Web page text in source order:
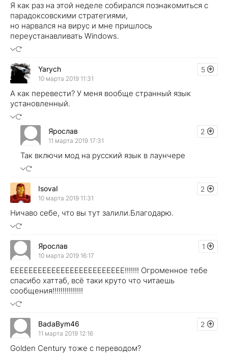
Я как раз на этой неделе собирался познакомиться с
парадоксовскими стратегиями,
но нарвался на вирус и мне пришлось
переустанавливать Windows.
5
Yarych
10 марта 2019 11:31
А как перевести? У меня вообще странный язык
установленный.
2
Ярослав
11 марта 2019 17:31
Так включи мод на русский язык в лаунчере
2
IsovaI
10 марта 2019 11:31
Ничаво себе, что вы тут залили.Благодарю.
1
Ярослав
10 марта 2019 16:17
ЕЕЕЕЕЕЕЕЕЕЕЕЕЕЕЕЕЕЕЕЕЕЕЕЕ!!!!!!! Огроменное тебе
спасибо хаттаб, всё таки круто что читаешь
сообщения!!!!!!!!!!!!!!!
2
BadaBym46
11 марта 2019 12:16
Golden Century тоже с переводом?